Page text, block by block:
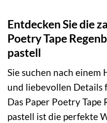
Entdecken Sie die
Poetry Tape
pastell
Sie suchen nach
und liebevollen Details
Das Paper Poetry Tape
pastell ist die perfekte